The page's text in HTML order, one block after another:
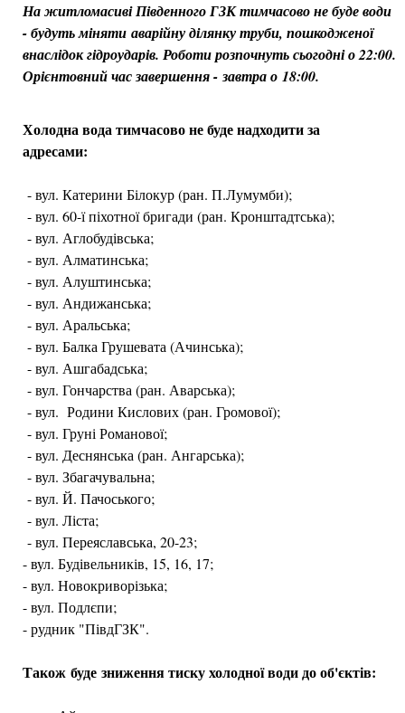
На житломасиві Південного ГЗК тимчасово не буде води
- будуть міняти аварійну ділянку труби, пошкодженої
внаслідок гідроударів. Роботи розпочнуть сьогодні о 22:00.
Орієнтовний час завершення - завтра о 18:00.
Холодна вода тимчасово не буде надходити за
адресами:
- вул. Катерини Білокур (ран. П.Лумумби);
- вул. 60-ї піхотної бригади (ран. Кронштадтська);
- вул. Аглобудівська;
- вул. Алматинська;
- вул. Алуштинська;
- вул. Андижанська;
- вул. Аральська;
- вул. Балка Грушевата (Ачинська);
- вул. Ашгабадська;
- вул. Гончарства (ран. Аварська);
- вул. Родини Кислових (ран. Громової);
- вул. Груні Романової;
- вул. Деснянська (ран. Ангарська);
- вул. Збагачувальна;
- вул. Й. Пачоського;
- вул. Ліста;
- вул. Переяславська, 20-23;
- вул. Будівельників, 15, 16, 17;
- вул. Новокриворізька;
- вул. Подлєпи;
- рудник "ПівдГЗК".
Також буде зниження тиску холодної води до об'єктів: